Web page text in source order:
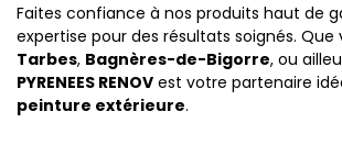
Faites confiance à nos produits haut de
expertise pour des résultats soignés. Que
Tarbes, Bagnères-de-Bigorre, ou
PYRENEES RENOV est votre partenaire
peinture extérieure.